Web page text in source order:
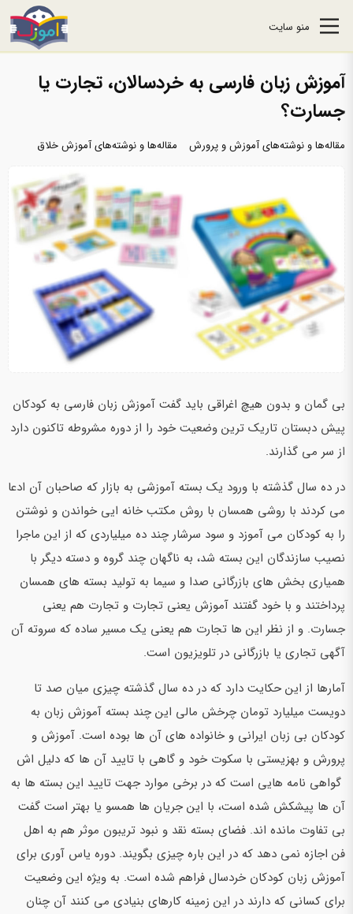
منو سایت
آموزش زبان فارسی به خردسالان، تجارت یا
جسارت؟
مقاله‌ها و نوشته‌های آموزش و پرورش مقاله‌ها و نوشته‌های آموزش خلاق
بی گمان و بدون هیچ اغراقی باید گفت آموزش زبان فارسی به کودکان
پیش دبستان تاریک ترین وضعیت خود را از دوره مشروطه تاکنون دارد
از سر می گذارند.
در ده سال گذشته با ورود یک بسته آموزشی به بازار که صاحبان آن ادعا
می کردند با روشی همسان با روش مکتب خانه ایی خواندن و نوشتن
را به کودکان می آموزد و سود سرشار چند ده میلیاردی که از این ماجرا
نصیب سازندگان این بسته شد، به ناگهان چند گروه و دسته دیگر با
همیاری بخش های بازرگانی صدا و سیما به تولید بسته های همسان
پرداختند و با خود گفتند آموزش یعنی تجارت و تجارت هم یعنی
جسارت. و از نظر این ها تجارت هم یعنی یک مسیر ساده که سروته آن
آگهی تجاری یا بازرگانی در تلویزیون است.
آمارها از این حکایت دارد که در ده سال گذشته چیزی میان صد تا
دویست میلیارد تومان چرخش مالی این چند بسته آموزش زبان به
کودکان بی زبان ایرانی و خانواده های آن ها بوده است. آموزش و
پرورش و بهزیستی با سکوت خود و گاهی با تایید آن ها که دلیل اش
گواهی نامه هایی است که در برخی موارد جهت تایید این بسته ها به
آن ها پیشکش شده است، با این جریان ها همسو یا بهتر است گفت
بی تفاوت مانده اند. فضای بسته نقد و نبود تریبون موثر هم به اهل
فن اجازه نمی دهد که در این باره چیزی بگویند. دوره یاس آوری برای
آموزش زبان کودکان خردسال فراهم شده است. به ویژه این وضعیت
برای کسانی که دارند در این زمینه کارهای بنیادی می کنند آن چنان